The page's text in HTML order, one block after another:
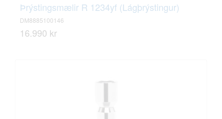
Þrýstingsmælir R 1234yf (Lágþrýstingur)
DM8885100146
16.990 kr